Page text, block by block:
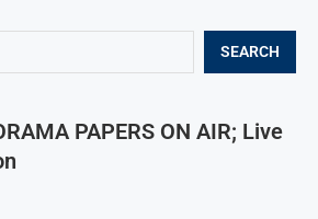
SEARCH
PAPERS ON AIR; Live